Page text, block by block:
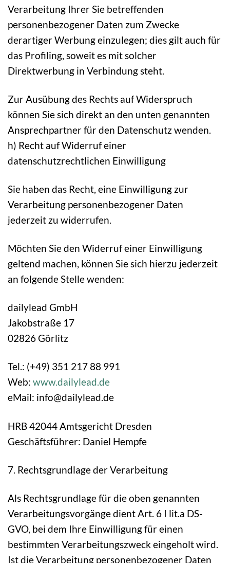
Verarbeitung Ihrer Sie betreffenden
personenbezogener Daten zum Zwecke
derartiger Werbung einzulegen; dies gilt auch für
das Profiling, soweit es mit solcher
Direktwerbung in Verbindung steht.
Zur Ausübung des Rechts auf Widerspruch
können Sie sich direkt an den unten genannten
Ansprechpartner für den Datenschutz wenden.
h) Recht auf Widerruf einer
datenschutzrechtlichen Einwilligung
Sie haben das Recht, eine Einwilligung zur
Verarbeitung personenbezogener Daten
jederzeit zu widerrufen.
Möchten Sie den Widerruf einer Einwilligung
geltend machen, können Sie sich hierzu jederzeit
an folgende Stelle wenden:
dailylead GmbH
Jakobstraße 17
02826 Görlitz
Tel.: (+49) 351 217 88 991
Web: www.dailylead.de
eMail: info@dailylead.de
HRB 42044 Amtsgericht Dresden
Geschäftsführer: Daniel Hempfe
7. Rechtsgrundlage der Verarbeitung
Als Rechtsgrundlage für die oben genannten
Verarbeitungsvorgänge dient Art. 6 I lit.a DS-
GVO, bei dem Ihre Einwilligung für einen
bestimmten Verarbeitungszweck eingeholt wird.
Ist die Verarbeitung personenbezogener Daten